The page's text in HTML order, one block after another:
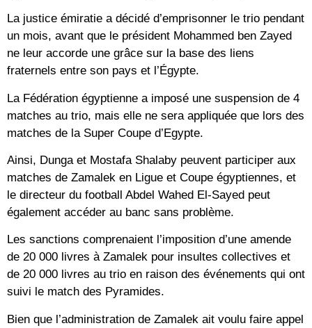
La justice émiratie a décidé d’emprisonner le trio pendant
un mois, avant que le président Mohammed ben Zayed
ne leur accorde une grâce sur la base des liens
fraternels entre son pays et l’Égypte.
La Fédération égyptienne a imposé une suspension de 4
matches au trio, mais elle ne sera appliquée que lors des
matches de la Super Coupe d’Egypte.
Ainsi, Dunga et Mostafa Shalaby peuvent participer aux
matches de Zamalek en Ligue et Coupe égyptiennes, et
le directeur du football Abdel Wahed El-Sayed peut
également accéder au banc sans problème.
Les sanctions comprenaient l’imposition d’une amende
de 20 000 livres à Zamalek pour insultes collectives et
de 20 000 livres au trio en raison des événements qui ont
suivi le match des Pyramides.
Bien que l’administration de Zamalek ait voulu faire appel